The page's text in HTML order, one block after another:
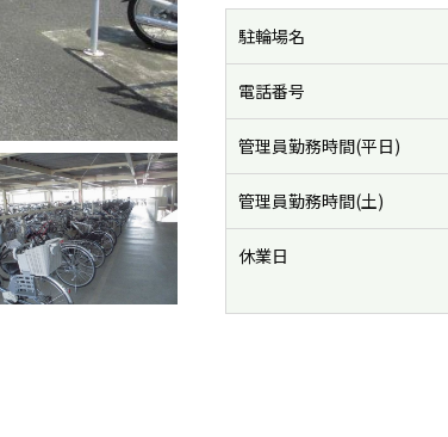
駐輪場名
電話番号
管理員勤務時間(平日)
管理員勤務時間(土)
休業日